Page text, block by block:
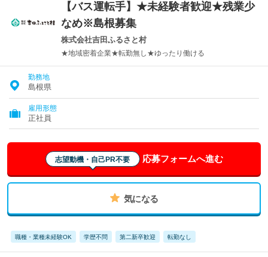
【バス運転手】★未経験者歓迎★残業少
なめ※島根募集
株式会社吉田ふるさと村
★地域密着企業★転勤無し★ゆったり働ける
勤務地
島根県
雇用形態
正社員
志望動機・自己PR不要 応募フォームへ進む
気になる
職種・業種未経験OK 学歴不問 第二新卒歓迎 転勤なし